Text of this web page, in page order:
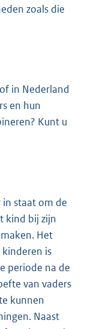
zoals die
in Nederland
en hun
Kunt u
in staat om de
kind bij zijn
Het
is
periode na de
van vaders
kunnen
Naast